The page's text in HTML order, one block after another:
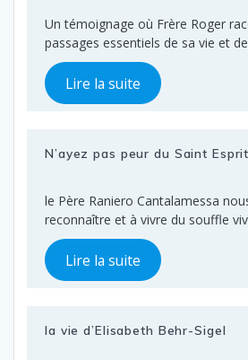
Un témoignage où Frère Roger
passages essentiels de sa vie et
Lire la suite
N’ayez pas peur du Saint Esprit
le Père Raniero Cantalamessa
reconnaître et à vivre du souffle
Lire la suite
la vie d’Elisabeth Behr-Sigel